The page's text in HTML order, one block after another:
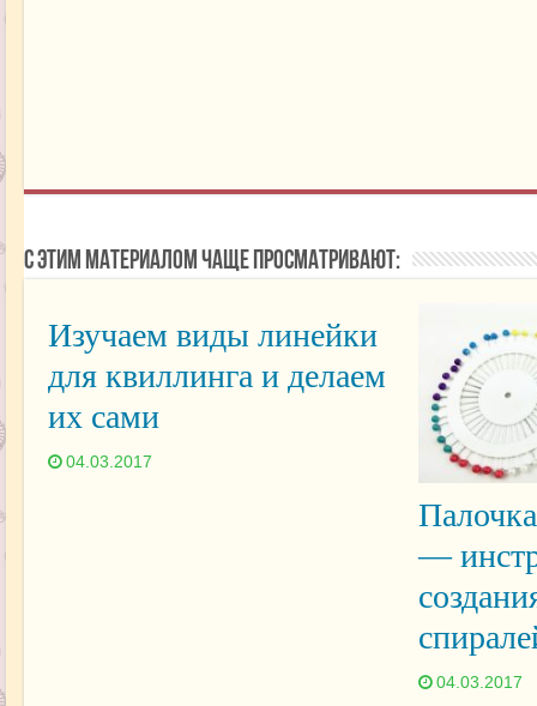
С этим материалом чаще просматривают:
Изучаем виды линейки
для квиллинга и делаем
их сами
04.03.2017
—
04.03.2017